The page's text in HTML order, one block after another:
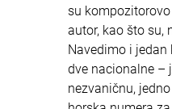
su
autor, kao što su,
Navedimo i
dve nacionalne –
nezvaničnu,